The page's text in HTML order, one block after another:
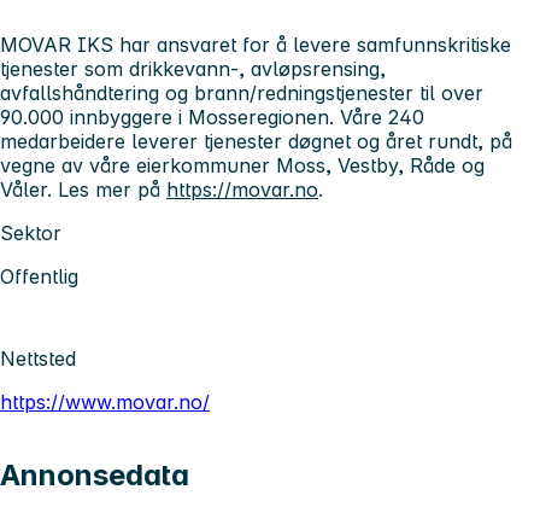
MOVAR IKS har ansvaret for å levere samfunnskritiske
tjenester som drikkevann-, avløpsrensing,
avfallshåndtering og brann/redningstjenester til over
90.000 innbyggere i Mosseregionen. Våre 240
medarbeidere leverer tjenester døgnet og året rundt, på
vegne av våre eierkommuner Moss, Vestby, Råde og
Våler. Les mer på https://movar.no.
Sektor
Offentlig
Nettsted
https://www.movar.no/
Annonsedata